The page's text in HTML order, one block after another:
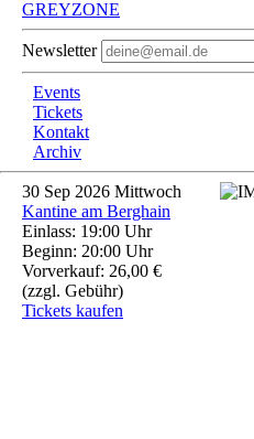
GREYZONE
Newsletter
Events
Tickets
Kontakt
Archiv
30 Sep 2026 Mittwoch
Kantine am Berghain
Einlass: 19:00 Uhr
Beginn: 20:00 Uhr
Vorverkauf: 26,00 €
(zzgl. Gebühr)
Tickets kaufen